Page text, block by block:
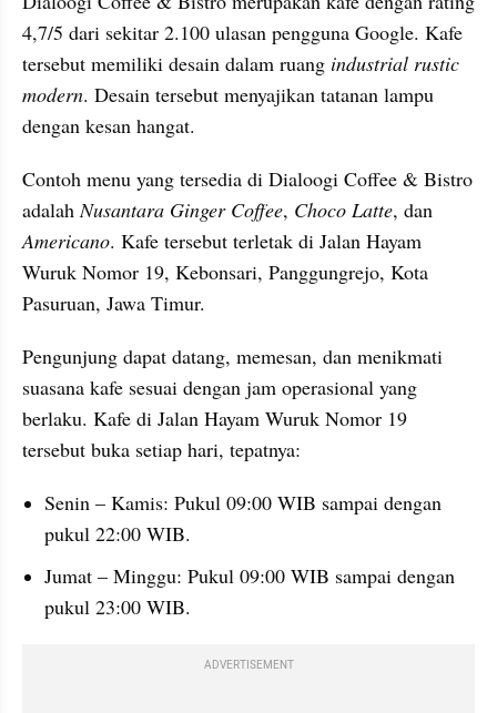
4,7/5 dari sekitar 2.100 ulasan pengguna Google. Kafe
tersebut memiliki desain dalam ruang industrial rustic
modern. Desain tersebut menyajikan tatanan lampu
dengan kesan hangat.
Contoh menu yang tersedia di Dialoogi Coffee & Bistro
adalah Nusantara Ginger Coffee, Choco Latte
Americano. Kafe tersebut terletak di Jalan Hayam
Wuruk Nomor 19, Kebonsari, Panggungrejo, Kota
Pasuruan, Jawa Timur.
Pengunjung dapat datang, memesan, dan menikmati
suasana kafe sesuai dengan jam operasional yang
berlaku. Kafe di Jalan Hayam Wuruk Nomor 19
tersebut buka setiap hari, tepatnya:
Senin – Kamis: Pukul 09:00 WIB sampai dengan
pukul 22:00 WIB.
Jumat – Minggu: Pukul 09:00 WIB sampai dengan
pukul 23:00 WIB.
ADVERTISEMENT